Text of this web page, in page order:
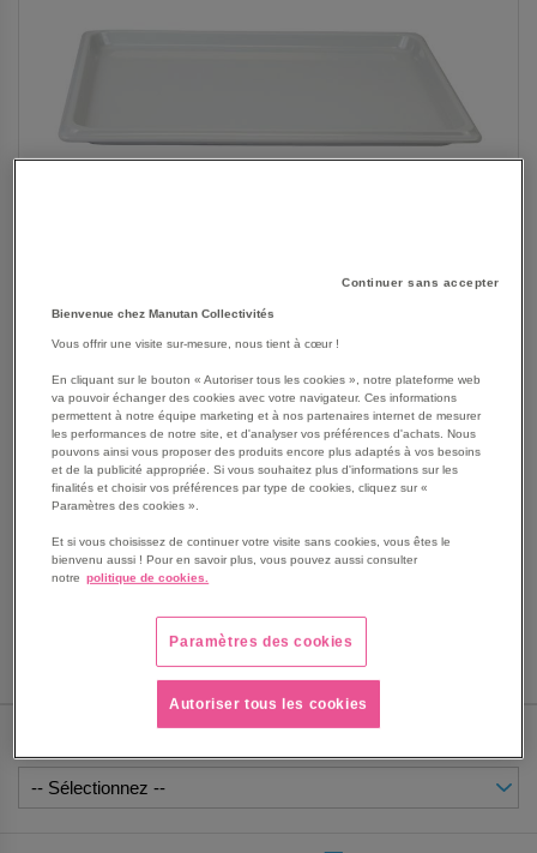
GALLERY
SKIP
Les avantages
Plat MILL'O gastronorme GN 3/4 en mélamine.
Conforme aux normes standardisées.
Passe au lave vaisselle.
Continuer sans accepter
Bienvenue chez Manutan Collectivités
Vous offrir une visite sur-mesure, nous tient à cœur !
En cliquant sur le bouton « Autoriser tous les cookies », notre plateforme web
va pouvoir échanger des cookies avec votre navigateur. Ces informations
permettent à notre équipe marketing et à nos partenaires internet de mesurer
les performances de notre site, et d'analyser vos préférences d'achats. Nous
pouvons ainsi vous proposer des produits encore plus adaptés à vos besoins
et de la publicité appropriée. Si vous souhaitez plus d'informations sur les
finalités et choisir vos préférences par type de cookies, cliquez sur «
Paramètres des cookies ».
Et si vous choisissez de continuer votre visite sans cookies, vous êtes le
bienvenu aussi ! Pour en savoir plus, vous pouvez aussi consulter
notre politique de cookies.
Paramètres des cookies
Autoriser tous les cookies